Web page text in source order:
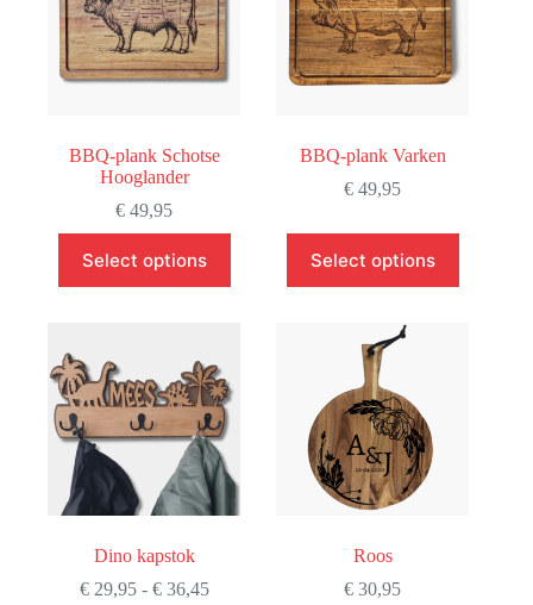
BBQ-plank Schotse
Hooglander
€ 49,95
Select options
BBQ-plank Varken
€ 49,95
Select options
Dino kapstok
€29,95 - €36,45Prijsklasse:
Roos
€ 30,95